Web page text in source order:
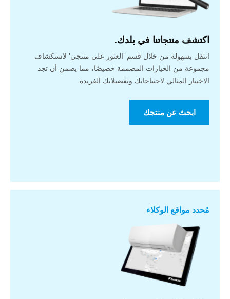
اكتشف منتجاتنا في بلدك.
انتقل بسهولة من خلال قسم 'العثور على منتجي' لاستكشاف
مجموعة من الخيارات المصممة خصيصًا، مما يضمن أن تجد
الاختيار المثالي لاحتياجاتك وتفضيلاتك الفريدة.
ابحث عن منتجك
مُحدد مواقع الوكلاء